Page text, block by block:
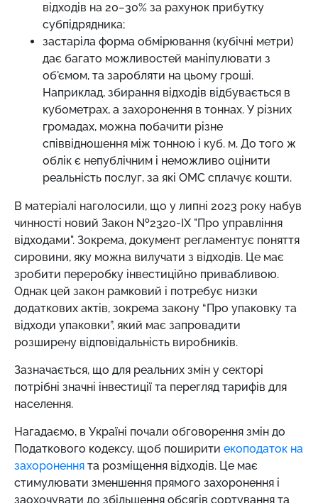
відходів на 20−30% за рахунок прибутку
субпідрядника;
застаріла форма обмірювання (кубічні метри)
дає багато можливостей маніпулювати з
об'ємом, та заробляти на цьому гроші.
Наприклад, збирання відходів відбувається в
кубометрах, а захоронення в тоннах. У різних
громадах, можна побачити різне
співвідношення між тонною і куб. м. До того ж
облік є непублічним і неможливо оцінити
реальність послуг, за які ОМС сплачує кошти.
В матеріалі наголосили, що у липні 2023 року набув
чинності новий Закон №2320-IX "Про управління
відходами". Зокрема, документ регламентує поняття
сировини, яку можна вилучати з відходів. Це має
зробити переробку інвестиційно привабливою.
Однак цей закон рамковий і потребує низки
додаткових актів, зокрема закону “Про упаковку та
відходи упаковки”, який має запровадити
розширену відповідальність виробників.
Зазначається, що для реальних змін у секторі
потрібні значні інвестиції та перегляд тарифів для
населення.
Нагадаємо, в Україні почали обговорення змін до
Податкового кодексу, щоб поширити екоподаток на
захоронення та розміщення відходів. Це має
стимулювати зменшення прямого захоронення і
заохочувати до збільшення обсягів сортування та